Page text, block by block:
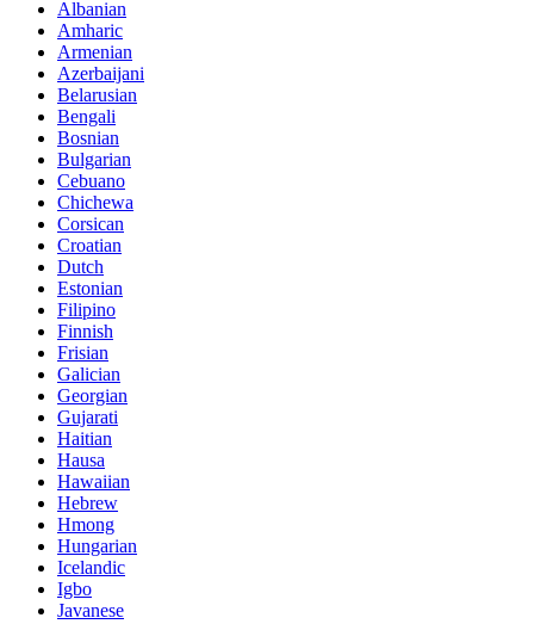
Albanian
Amharic
Armenian
Azerbaijani
Belarusian
Bengali
Bosnian
Bulgarian
Cebuano
Chichewa
Corsican
Croatian
Dutch
Estonian
Filipino
Finnish
Frisian
Galician
Georgian
Gujarati
Haitian
Hausa
Hawaiian
Hebrew
Hmong
Hungarian
Icelandic
Igbo
Javanese